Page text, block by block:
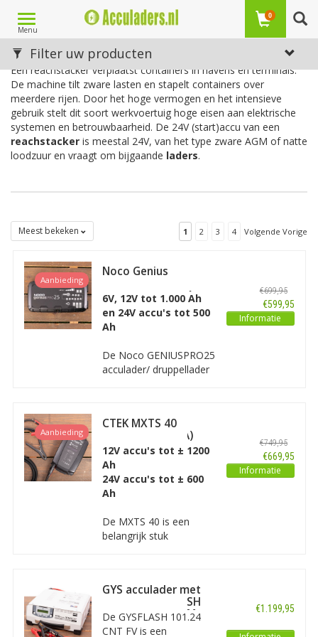
Toggle
navigation
Menu
0
Acculader voor een reachstacker
Een reachstacker verplaatst containers in havens en terminals.
De machine tilt zware lasten en stapelt containers over
meerdere rijen. Door het hoge vermogen en het intensieve
gebruik stelt dit soort werkvoertuig hoge eisen aan elektrische
systemen en betrouwbaarheid. De 24V (start)accu van een
reachstacker is meestal 24V, van het type zware AGM of natte
loodzuur en vraagt om bijgaande laders.
Filter uw producten
Meest bekeken 1 2 3 4 Volgende Vorige
Aanbieding
Noco Genius
6V/12V/24V - 25A
6V, 12V tot 1.000 Ah
en 24V accu's tot 500
Ah
De Noco GENIUSPRO25
acculader/ druppellader
6V en 12V accu’s tot
1000Ah en 24V accu's
tot 500Ah. Geschikt voor
alle soorten loodzuur
accu's en lithium accu's.
€699,95
€599,95
Informatie
Aanbieding
CTEK MXTS 40
(12/24V - 40/20A)
12V accu's tot ± 1200
Ah
24V accu's tot ± 600
Ah
De MXTS 40 is een
belangrijk stuk
showrooms met 12 V en
24 V toepassingen. De
MXTS 40 zowel een
€749,95
€669,95
Informatie
GYS acculader met
voeding GYSFLASH
101.24 CNT FV 5M
De GYSFLASH 101.24
CNT FV is een
€1.199,95